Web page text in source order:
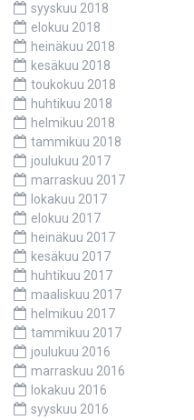
syyskuu 2018
elokuu 2018
heinäkuu 2018
kesäkuu 2018
toukokuu 2018
huhtikuu 2018
helmikuu 2018
tammikuu 2018
joulukuu 2017
marraskuu 2017
lokakuu 2017
elokuu 2017
heinäkuu 2017
kesäkuu 2017
huhtikuu 2017
maaliskuu 2017
helmikuu 2017
tammikuu 2017
joulukuu 2016
marraskuu 2016
lokakuu 2016
syyskuu 2016